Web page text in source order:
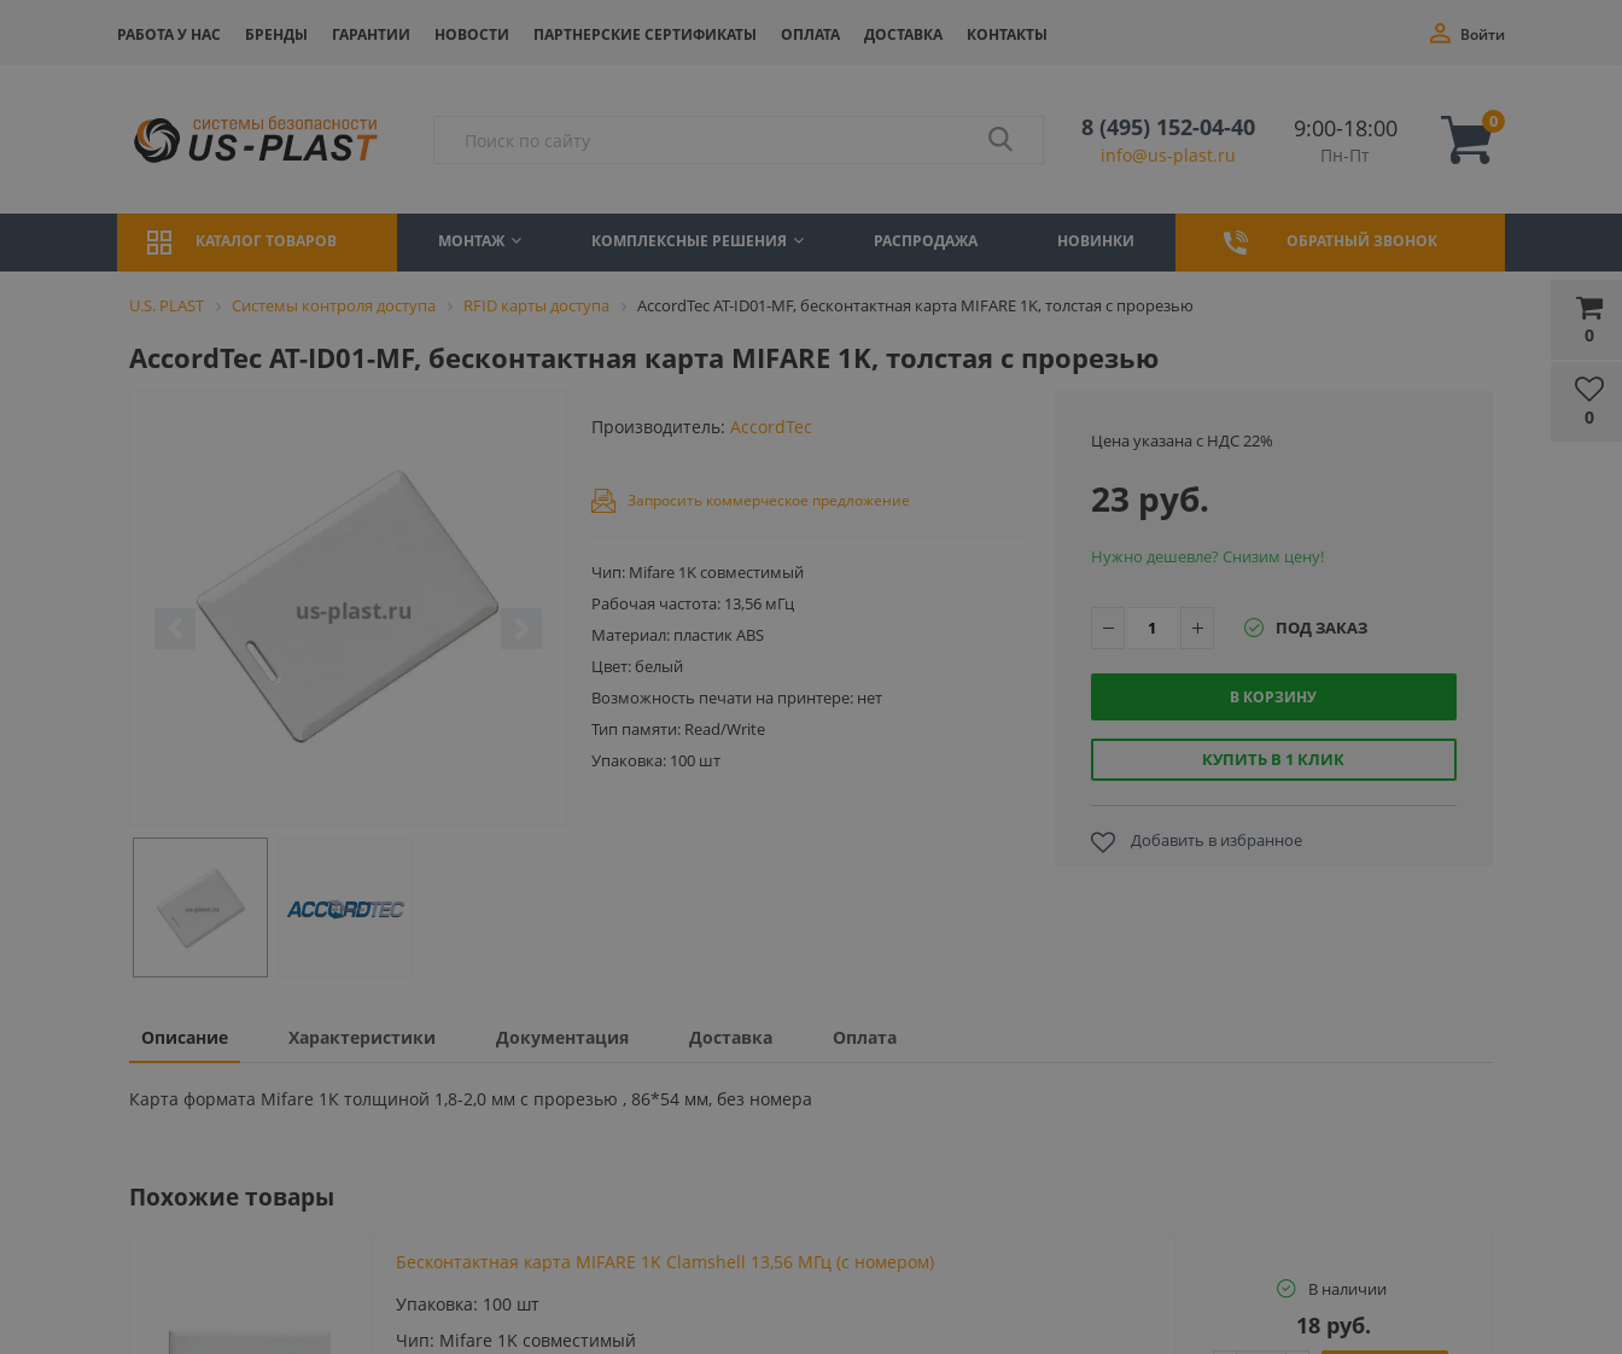
РАБОТА У НАС БРЕНДЫ ГАРАНТИИ НОВОСТИ ПАРТНЕРСКИЕ СЕРТИФИКАТЫ ОПЛАТА ДОСТАВКА КОНТАКТЫ
0
0
Войти
8 (495) 152-04-40
info@us-plast.ru
9:00-18:00
Пн-Пт
0
КАТАЛОГ ТОВАРОВ МОНТАЖ КОМПЛЕКСНЫЕ РЕШЕНИЯ РАСПРОДАЖА НОВИНКИ ОБРАТНЫЙ ЗВОНОК
U.S. PLAST Системы контроля доступа RFID карты доступа AccordTec AT-ID01-MF, бесконтактная карта MIFARE 1K, толстая с прорезью
AccordTec AT-ID01-MF, бесконтактная карта MIFARE 1K, толстая с прорезью
Производитель: AccordTec
Запросить коммерческое предложение
Чип: Mifare 1K совместимый
Рабочая частота: 13,56 мГц
Материал: пластик ABS
Цвет: белый
Возможность печати на принтере: нет
Тип памяти: Read/Write
Упаковка: 100 шт
Цена указана с НДС 22%
23 руб.
Нужно дешевле? Снизим цену!
ПОД ЗАКАЗ
В КОРЗИНУ
КУПИТЬ В 1 КЛИК
Добавить в избранное
Описание Характеристики Документация Доставка Оплата
Карта формата Mifare 1К толщиной 1,8-2,0 мм с прорезью , 86*54 мм, без номера
Похожие товары
Бесконтактная карта MIFARE 1K Clamshell 13,56 МГц (с номером)
Упаковка: 100 шт
Чип: Mifare 1K совместимый
В наличии
18 руб.